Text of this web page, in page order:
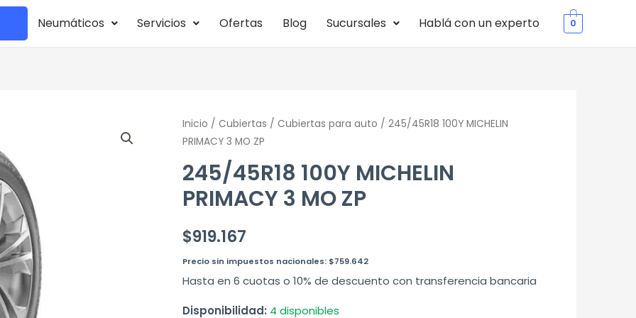
Neumáticos Servicios Ofertas Blog Sucursales Hablá con un experto 0
Inicio / Cubiertas / Cubiertas para auto / 245/45R18 100Y MICHELIN
PRIMACY 3 MO ZP
245/45R18 100Y MICHELIN
PRIMACY 3 MO ZP
$919.167
Precio sin impuestos nacionales: $759.642
Hasta en 6 cuotas o 10% de descuento con transferencia bancaria
Disponibilidad: 4 disponibles
245/45R18
100Y
MICHELIN
PRIMACY
3
ZP
cantidad